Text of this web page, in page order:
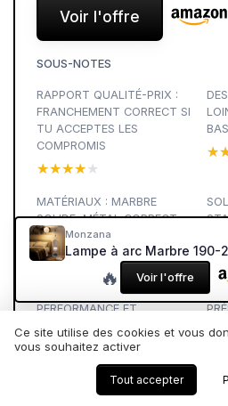
Voir l'offre
SOUS-NOTES
RAPPORT QUALITÉ-PRIX :
FRANCHEMENT CORRECT SI
TU ACCEPTES LES
COMPROMIS
★★★★★
★★★★★
MATÉRIAUX : MARBRE
SOLIDE, MÉTAL CORRECT,
ABAT-JOUR PLASTIQUE
MOYEN
PERFORMANCE ET
D’AMBIANCE RÉUSSIE,
Monzana
🔥 Voir l'offre
Ce site utilise des cookies et vous
vous souhaitez activer
Tout accepter